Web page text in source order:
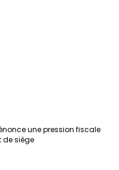
une pression fiscale
de siège